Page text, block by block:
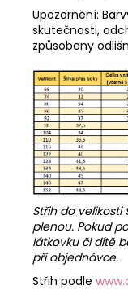
Upozornění:
skutečnosti,
způsobeny
Střih do velikosti
plenou. Pokud
látkovku či dítě
při objednávce.
Střih podle